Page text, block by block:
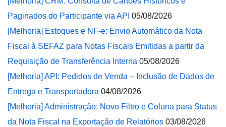
Paginados do Participante via API 05/08/2026
[Melhoria] Estoques e NF-e: Envio Automático da Nota
Fiscal à SEFAZ para Notas Fiscais Emitidas a partir da
Requisição de Transferência Interna 05/08/2026
[Melhoria] API: Pedidos de Venda – Inclusão de Dados de
Entrega e Transportadora 04/08/2026
[Melhoria] Administração: Novo Filtro e Coluna para Status
da Nota Fiscal na Exportação de Relatórios 03/08/2026